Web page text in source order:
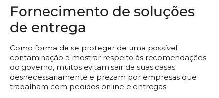
Fornecimento de soluções
de entrega
Como forma de se proteger de uma possível
contaminação e mostrar respeito às recomendações
do governo, muitos evitam sair de suas casas
desnecessariamente e prezam por empresas que
trabalham com pedidos online e entregas.